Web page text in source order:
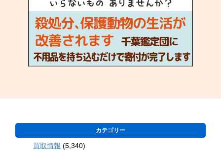
カテゴリー
買取情報 (5,340)